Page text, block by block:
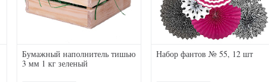
Бумажный наполнитель тишью
3 мм 1 кг зеленый
Набор фантов № 55, 12 шт